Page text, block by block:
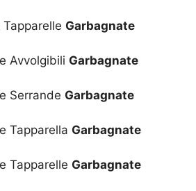
Garbagnate
Avvolgibili Garbagnate
Serrande Garbagnate
Tapparella Garbagnate
Tapparelle Garbagnate